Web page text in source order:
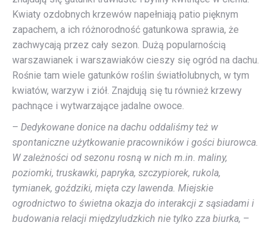
Kwiaty ozdobnych krzewów napełniają patio pięknym
zapachem, a ich różnorodność gatunkowa sprawia, że
zachwycają przez cały sezon. Dużą popularnością
warszawianek i warszawiaków cieszy się ogród na dachu.
Rośnie tam wiele gatunków roślin światłolubnych, w tym
kwiatów, warzyw i ziół. Znajdują się tu również krzewy
pachnące i wytwarzające jadalne owoce.
– Dedykowane donice na dachu oddaliśmy też w
spontaniczne użytkowanie pracowników i gości biurowca.
W zależności od sezonu rosną w nich m.in. maliny,
poziomki, truskawki, papryka, szczypiorek, rukola,
tymianek, goździki, mięta czy lawenda. Miejskie
ogrodnictwo to świetna okazja do interakcji z sąsiadami i
budowania relacji międzyludzkich nie tylko zza biurka, –